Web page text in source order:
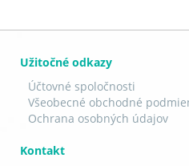
Užitočné odkazy
Účtovné spoločnosti
Všeobecné obchodné
Ochrana osobných údajov
Kontakt